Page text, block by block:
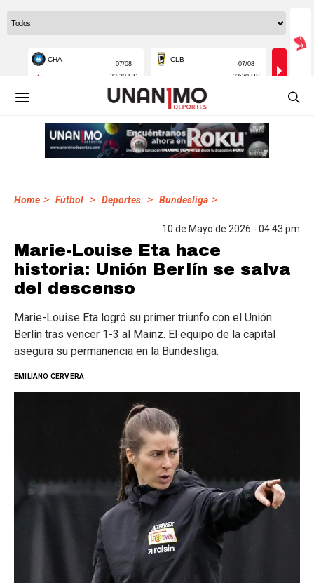
Home > Fútbol > Deportes > Bundesliga >
10 de Mayo de 2026 - 04:43 pm
Marie-Louise Eta hace
historia: Unión Berlín se salva
del descenso
Marie-Louise Eta logró su primer triunfo con el Unión
Berlín tras vencer 1-3 al Mainz. El equipo de la capital
asegura su permanencia en la Bundesliga.
EMILIANO CERVERA